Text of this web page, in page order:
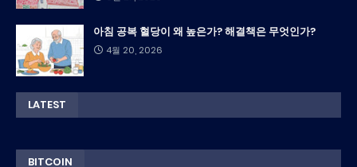
아침 공복 혈당이 왜 높은가? 해결책은 무엇인가?
4월 20, 2026
LATEST
BITCOIN